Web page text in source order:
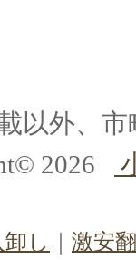
以外、市
2026
し
激安